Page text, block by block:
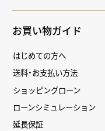
お買い物ガイド
はじめての方へ
送料・お支払い方法
ショッピングローン
ローンシミュレーション
延長保証